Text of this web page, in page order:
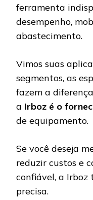
ferramenta
desempenho,
abastecimento.
Vimos suas
segmentos, as
fazem a
a Irboz é o
de equipamento.
Se você deseja
reduzir custos e
confiável, a Irboz
precisa.